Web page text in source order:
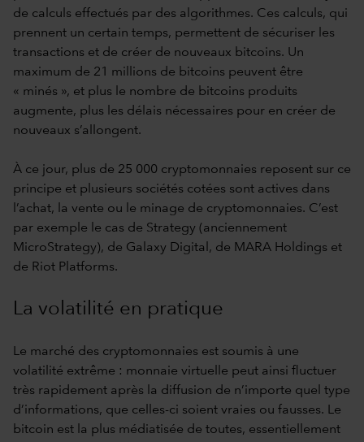
de calculs effectués par des algorithmes. Ces calculs, qui
prennent un certain temps, permettent de sécuriser les
transactions et de créer de nouveaux bitcoins. Un
maximum de 21 millions de bitcoins peuvent être
« minés », et plus le nombre de bitcoins produits
augmente, plus les délais nécessaires pour en créer de
nouveaux s’allongent.
À ce jour, plus de 25 000 cryptomonnaies reposent sur ce
principe et plusieurs sociétés cotées sont actives dans
l’achat, la vente ou le minage de cryptomonnaies. C’est
par exemple le cas de Strategy (anciennement
MicroStrategy), de Galaxy Digital, de MARA Holdings et
de Riot Platforms.
La volatilité en pratique
Le marché des cryptomonnaies est soumis à une
volatilité extrême : monnaie virtuelle peut ainsi fluctuer
très rapidement après la diffusion de n’importe quel type
d’informations, que celles-ci soient vraies ou fausses. Le
bitcoin est la plus médiatisée de toutes, essentiellement